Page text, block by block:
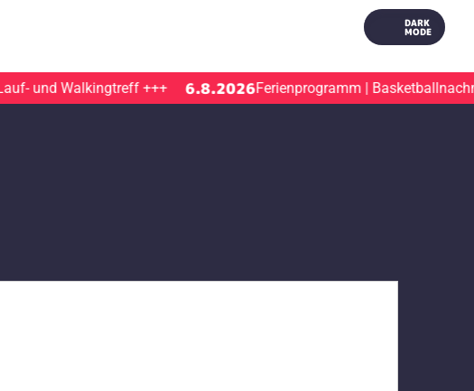
DARK
MODE
und Walkingtreff+++ 6.8.2026Ferienprogramm |